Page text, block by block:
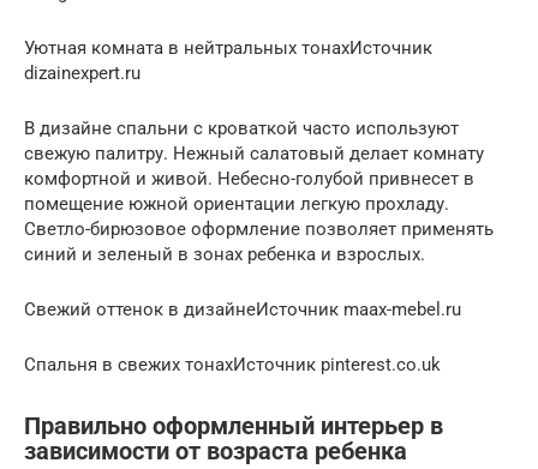
Уютная комната в нейтральных тонахИсточник
dizainexpert.ru
В дизайне спальни с кроваткой часто используют
свежую палитру. Нежный салатовый делает комнату
комфортной и живой. Небесно-голубой привнесет в
помещение южной ориентации легкую прохладу.
Светло-бирюзовое оформление позволяет применять
синий и зеленый в зонах ребенка и взрослых.
Свежий оттенок в дизайнеИсточник maax-mebel.ru
Спальня в свежих тонахИсточник pinterest.co.uk
Правильно оформленный интерьер в
зависимости от возраста ребенка